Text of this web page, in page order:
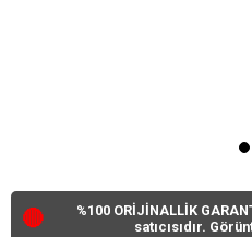
🔴
%100 ORİJİNALLİK
satıcısıdır.